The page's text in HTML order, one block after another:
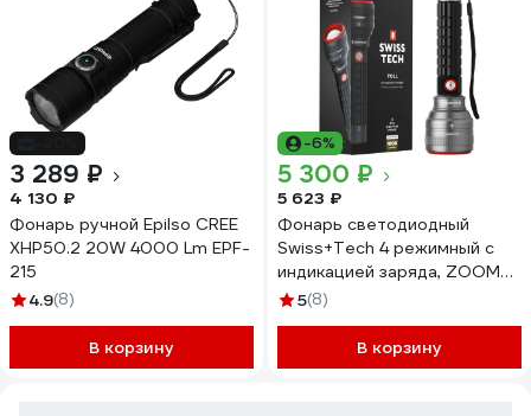
3 289 ₽
4 130 ₽
Фонарь ручной Epilso CREE
XHP50.2 20W 4000 Lm EPF-
215
4.9(8)
В корзину
-6%
5 300 ₽
5 623 ₽
Фонарь светодиодный
Swiss+Tech 4 режимный с
индикацией заряда, ZOOM
(1000LM, 1000м, акк. 21700,
USB-TYPE C, алюм.корп,
IPX7) , ST031617
5(8)
В корзину